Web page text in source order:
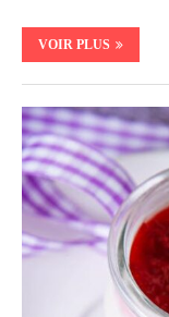
VOIR PLUS